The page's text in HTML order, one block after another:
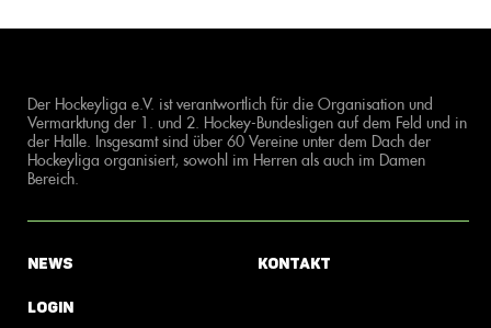
Der Hockeyliga e.V. ist verantwortlich für die Organisation und
Vermarktung der 1. und 2. Hockey-Bundesligen auf dem Feld und in
der Halle. Insgesamt sind über 60 Vereine unter dem Dach der
Hockeyliga organisiert, sowohl im Herren als auch im Damen
Bereich.
News
Login
Kontakt